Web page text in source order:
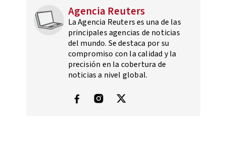
Agencia Reuters
La Agencia Reuters es una de las
principales agencias de noticias
del mundo. Se destaca por su
compromiso con la calidad y la
precisión en la cobertura de
noticias a nivel global.